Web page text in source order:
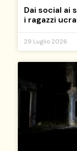
Dai social ai
i ragazzi
29 Luglio 2026